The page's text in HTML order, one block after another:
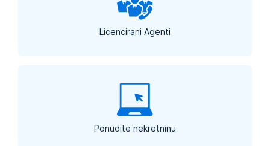
Licencirani Agenti
Ponudite nekretninu